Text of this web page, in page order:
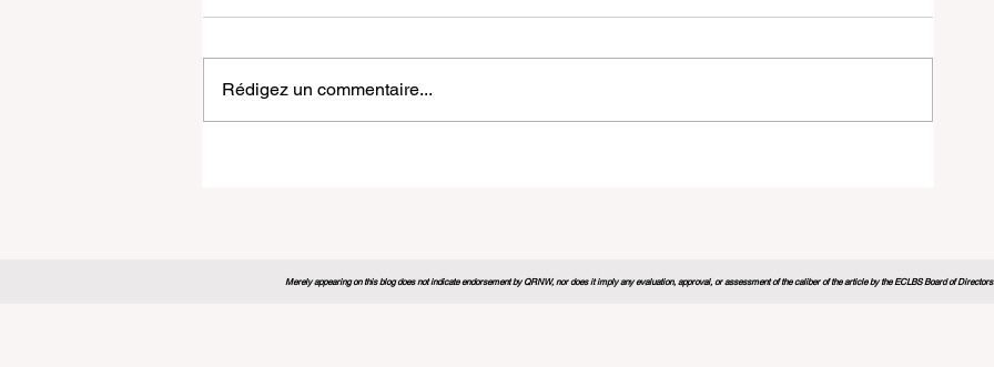
Rédigez un commentaire...
Merely appearing on this blog does not indicate endorsement by QRNW, nor does it imply any evaluation, approval, or assessment of the caliber of the article by the ECLBS Board of